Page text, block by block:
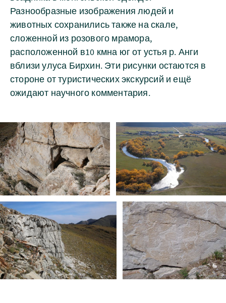
Разнообразные изображения людей и
животных сохранились также на скале,
сложенной из розового мрамора,
расположенной в10 кмна юг от устья р. Анги
вблизи улуса Бирхин. Эти рисунки остаются в
стороне от туристических экскурсий и ещё
ожидают научного комментария.